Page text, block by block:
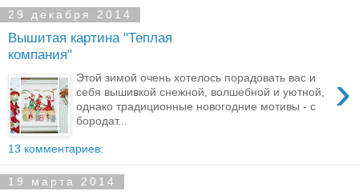
29 декабря 2014
Вышитая картина "Теплая
компания"
›
Этой зимой очень хотелось порадовать вас и
себя вышивкой снежной, волшебной и уютной,
однако традиционные новогодние мотивы - с
бородат...
13 комментариев:
19 марта 2014